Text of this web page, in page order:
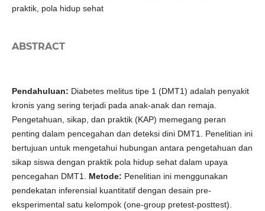
praktik, pola hidup sehat
ABSTRACT
Pendahuluan: Diabetes melitus tipe 1 (DMT1) adalah penyakit
kronis yang sering terjadi pada anak-anak dan remaja.
Pengetahuan, sikap, dan praktik (KAP) memegang peran
penting dalam pencegahan dan deteksi dini DMT1. Penelitian ini
bertujuan untuk mengetahui hubungan antara pengetahuan dan
sikap siswa dengan praktik pola hidup sehat dalam upaya
pencegahan DMT1. Metode: Penelitian ini menggunakan
pendekatan inferensial kuantitatif dengan desain pre-
eksperimental satu kelompok (one-group pretest-posttest).